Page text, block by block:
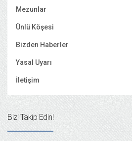
Mezunlar
Ünlü Köşesi
Bizden Haberler
Yasal Uyarı
İletişim
Bizi Takip Edin!